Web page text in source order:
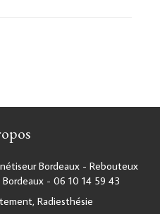
Bordeaux - Rebouteux
- 06 10 14 59 43
Radiesthésie